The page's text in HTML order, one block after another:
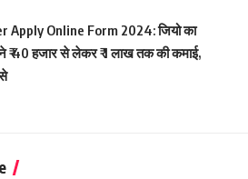
Apply Online Form 2024: जियो का
₹ 40 हजार से लेकर ₹ 1 लाख तक की कमाई,